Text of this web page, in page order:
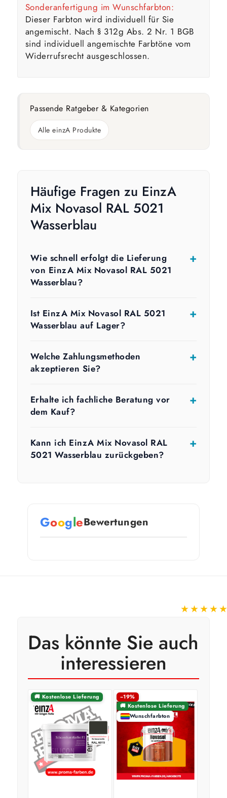
Sonderanfertigung im Wunschfarbton:
Dieser Farbton wird individuell für Sie
angemischt. Nach § 312g Abs. 2 Nr. 1 BGB
sind individuell angemischte Farbtöne vom
Widerrufsrecht ausgeschlossen.
Passende Ratgeber & Kategorien
Alle einzA Produkte
Häufige Fragen zu EinzA
Mix Novasol RAL 5021
Wasserblau
Wie schnell erfolgt die Lieferung
von EinzA Mix Novasol RAL 5021
Wasserblau?
Ist EinzA Mix Novasol RAL 5021
Wasserblau auf Lager?
Welche Zahlungsmethoden
akzeptieren Sie?
Erhalte ich fachliche Beratung vor
dem Kauf?
Kann ich EinzA Mix Novasol RAL
5021 Wasserblau zurückgeben?
GoogleBewertungen
Das könnte Sie auch
interessieren
🚚 Kostenlose Lieferung
−19%
🚚 Kostenlose Lieferung
Wunschfarbton